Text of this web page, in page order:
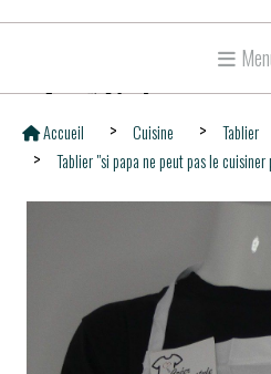
Accueil Cuisine Tablier
Tablier "si papa ne peut pas le cuisiner